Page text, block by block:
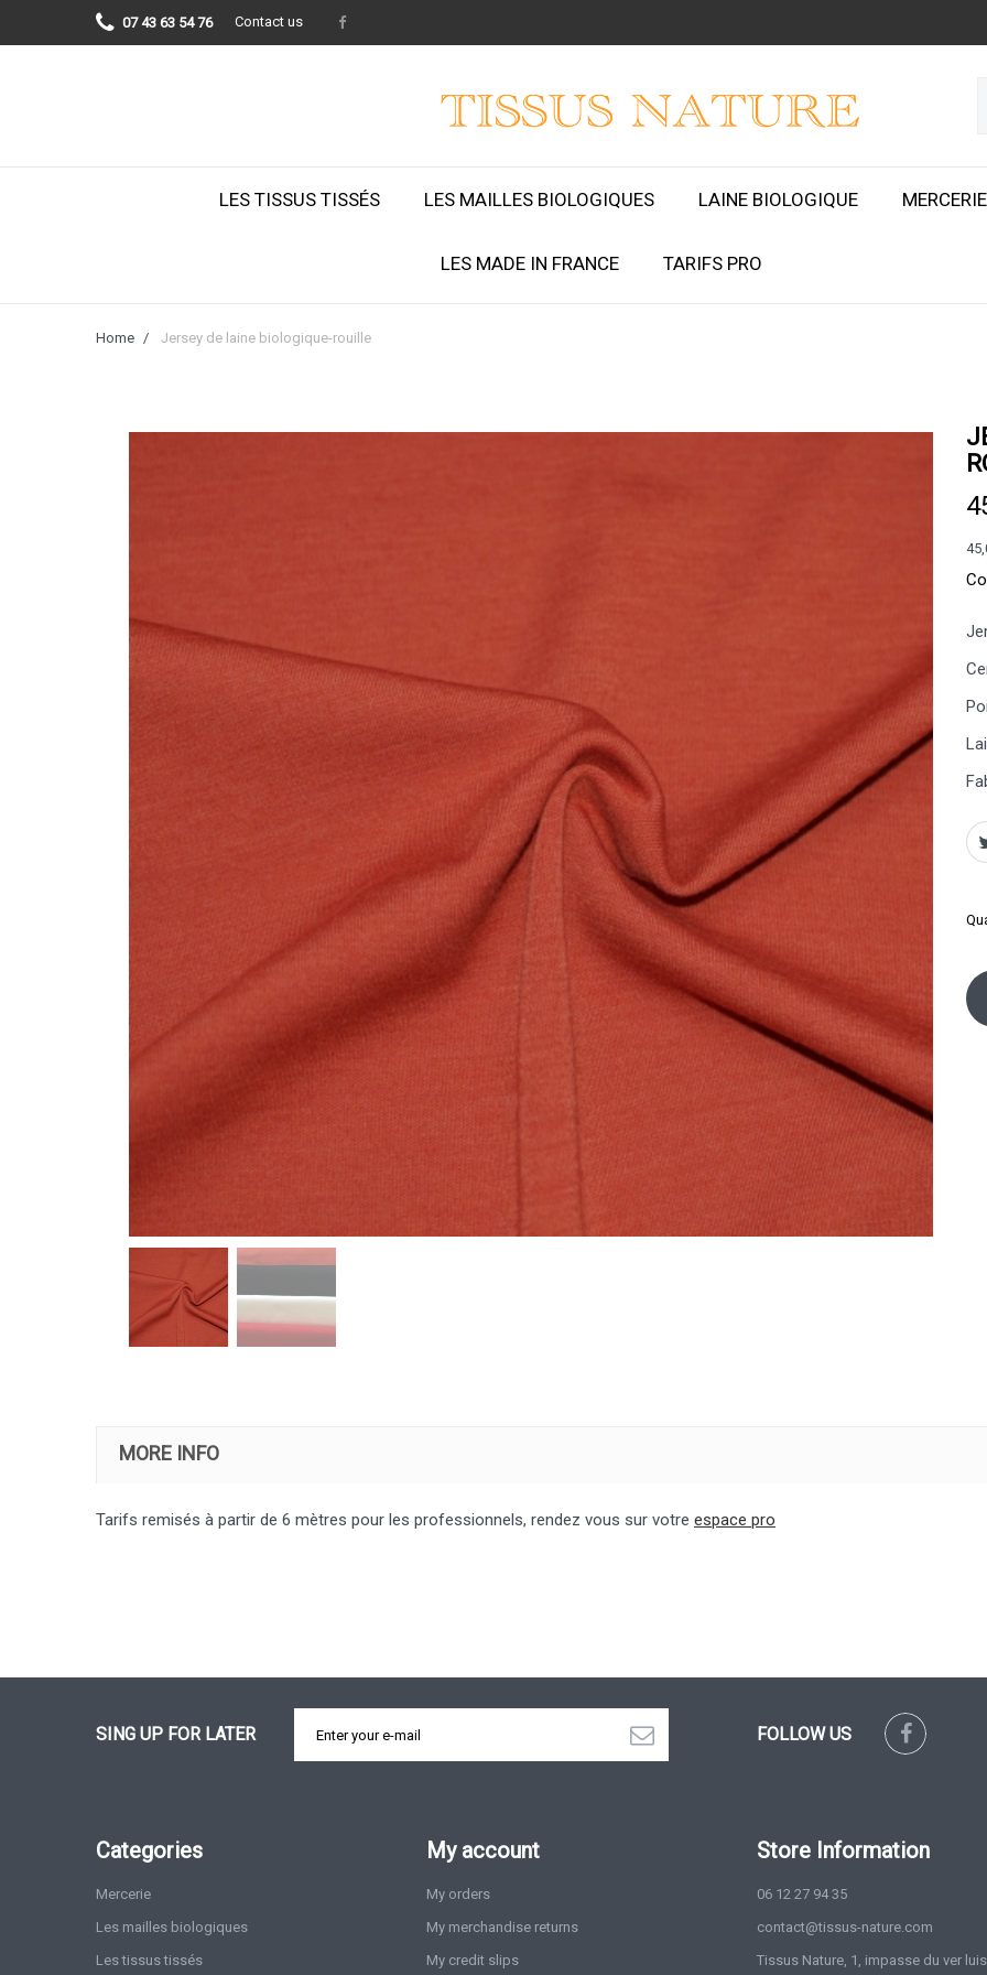
07 43 63 54 76 Contact us
LES TISSUS TISSÉS LES MAILLES BIOLOGIQUES LAINE BIOLOGIQUE MERCERIE
LES MADE IN FRANCE TARIFS PRO
Home Jersey de laine biologique-rouille
MORE INFO
Tarifs remisés à partir de 6 mètres pour les professionnels, rendez vous sur votre espace pro
SING UP FOR LATER FOLLOW US
Categories
Mercerie
Les mailles biologiques
Les tissus tissés
My account
My orders
My merchandise returns
My credit slips
Store Information
06 12 27 94 35
contact@tissus-nature.com
Tissus Nature, 1, impasse du ver